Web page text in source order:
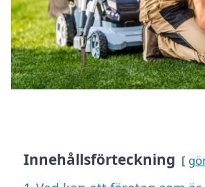
Innehållsförteckning